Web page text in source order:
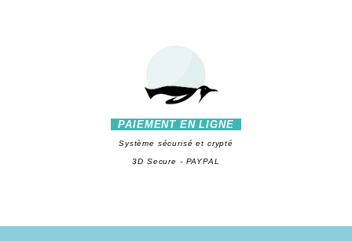
PAIEMENT EN LIGNE
Système sécurisé et crypté
3D Secure - PAYPAL